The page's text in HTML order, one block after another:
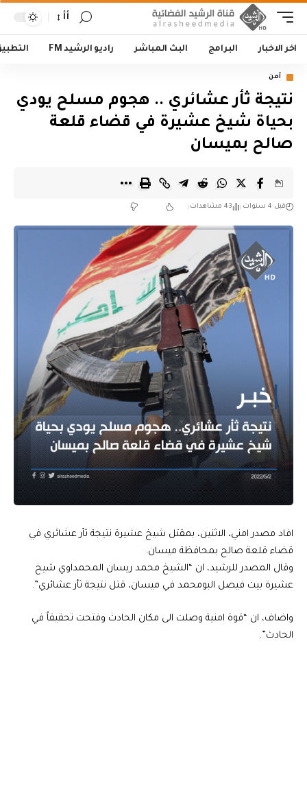
أأ
اخر الاخبار البرامج البث المباشر راديو الرشيد FM
أمن
نتيجة ثأر عشائري .. هجوم مسلح يودي
بحياة شيخ عشيرة في قضاء قلعة
صالح بميسان
قبل 4 سنوات 43 مشاهدات
افاد مصدر امني، الاثنين، بمقتل شيخ عشيرة نتيجة ثأر عشائري في
قضاء قلعة صالح بمحافظة ميسان.
وقال المصدر للرشيد، ان “الشيخ محمد ريسان المحمداوي شيخ
عشيرة بيت فيصل البومحمد في ميسان، قتل نتيجة ثأر عشائري”.
واضاف، ان “قوة امنية وصلت الى مكان الحادث وفتحت تحقيقاً في
الحادث”.